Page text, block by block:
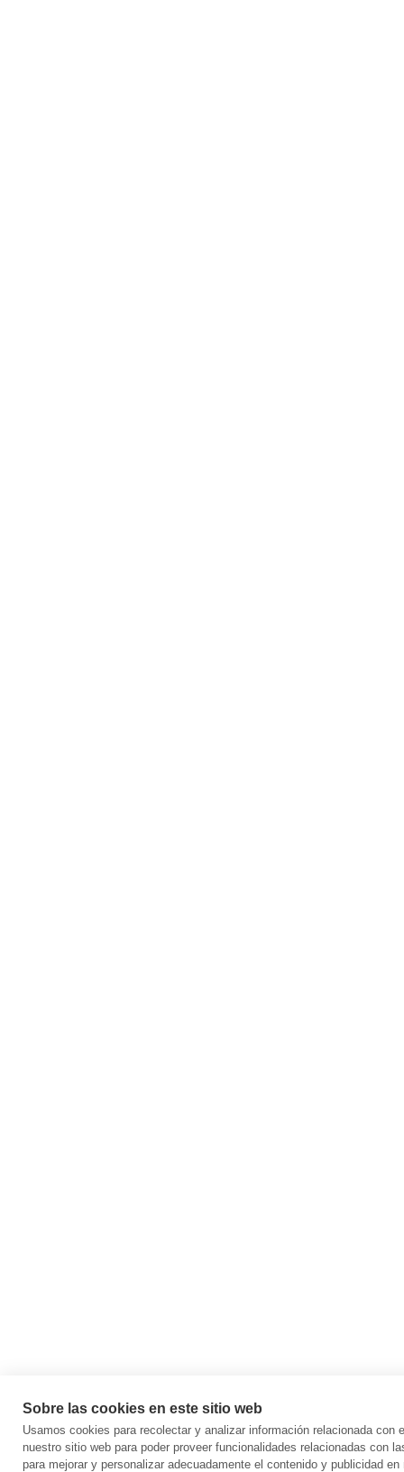
Sobre las cookies en este sitio web
Usamos cookies para recolectar y analizar información relacionada con
nuestro sitio web para poder proveer funcionalidades relacionadas con
para mejorar y personalizar adecuadamente el contenido y publicidad